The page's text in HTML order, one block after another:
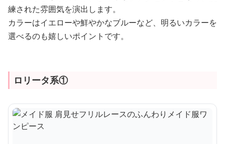
練された雰囲気を演出します。
カラーはイエローや鮮やかなブルーなど、明るいカラーを
選べるのも嬉しいポイントです。
ロリータ系①